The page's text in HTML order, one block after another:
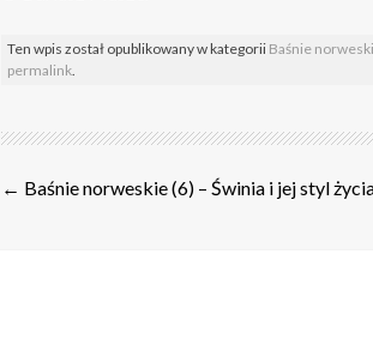
Ten wpis został opublikowany w kategorii Baśnie
permalink.
Post
← Baśnie norweskie (6) – Świnia i jej styl